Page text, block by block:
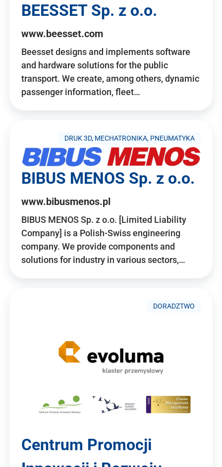
BEESSET Sp. z o.o.
www.beesset.com
Beesset designs and implements software
and hardware solutions for the public
transport. We create, among others, dynamic
passenger information, fleet…
DRUK 3D, MECHATRONIKA, PNEUMATYKA
BIBUS MENOS Sp. z o.o.
www.bibusmenos.pl
BIBUS MENOS Sp. z o.o. [Limited Liability
Company] is a Polish-Swiss engineering
company. We provide components and
solutions for industry in various sectors,…
DORADZTWO
Centrum Promocji